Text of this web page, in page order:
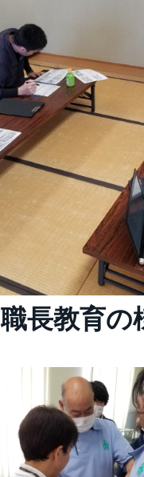
職長教育の